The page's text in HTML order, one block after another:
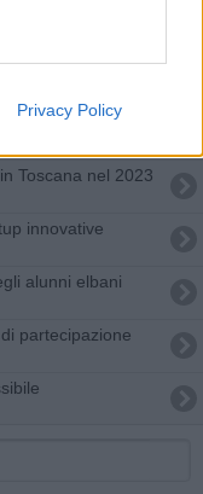
Privacy Policy
eccezionale"
nell'Asl nord
o sulle
Toscana nel 2023
innovative
alunni elbani
partecipazione